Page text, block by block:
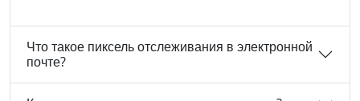
Что такое пиксель отслеживания в электронной
почте?